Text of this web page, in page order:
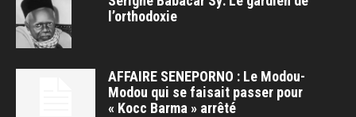
l’orthodoxie
AFFAIRE SENEPORNO : Le Modou-
Modou qui se faisait passer pour
« Kocc Barma » arrêté